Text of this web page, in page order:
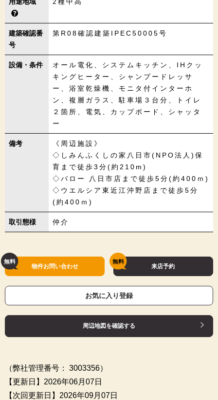
建築確認番
号
第R08確認建築IPEC50005号
設備・条件
オール電化、システムキッチン、IHクッ
キングヒーター、シャンプードレッサ
ー、浴室乾燥機、モニタ付インターホ
ン、複層ガラス、駐車場３台分、トイレ
２箇所、電気、カップボード、シャッタ
ー
備考
《周辺施設》
◇しみんふくしの家八日市(NPO法人)保
育まで徒歩3分(約210m)
◇バロー 八日市店まで徒歩5分(約400ｍ)
◇ウエルシア東近江沖野店まで徒歩5分
(約400ｍ)
取引態様 仲介
物件お問い合わせ 来店予約
お気に入り登録
周辺地図を確認する
（弊社管理番号： 3003356）
【更新日】2026年06月07日
【次回更新日】2026年09月07日